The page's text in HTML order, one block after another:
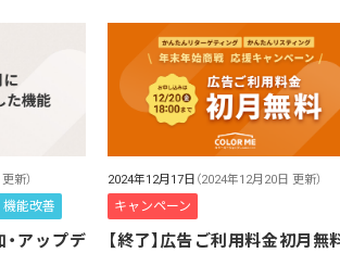
新）
機能改善
アップデ
2024年12月17日 （2024年12月20日 更新）
キャンペーン
【終了】広告ご利用料金初月無